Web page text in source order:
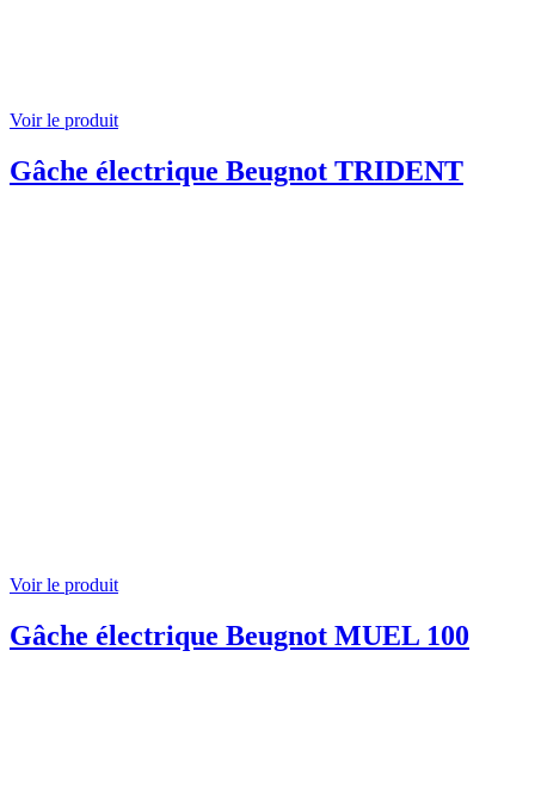
Voir le produit
Gâche électrique Beugnot TRIDENT
Voir le produit
Gâche électrique Beugnot MUEL 100